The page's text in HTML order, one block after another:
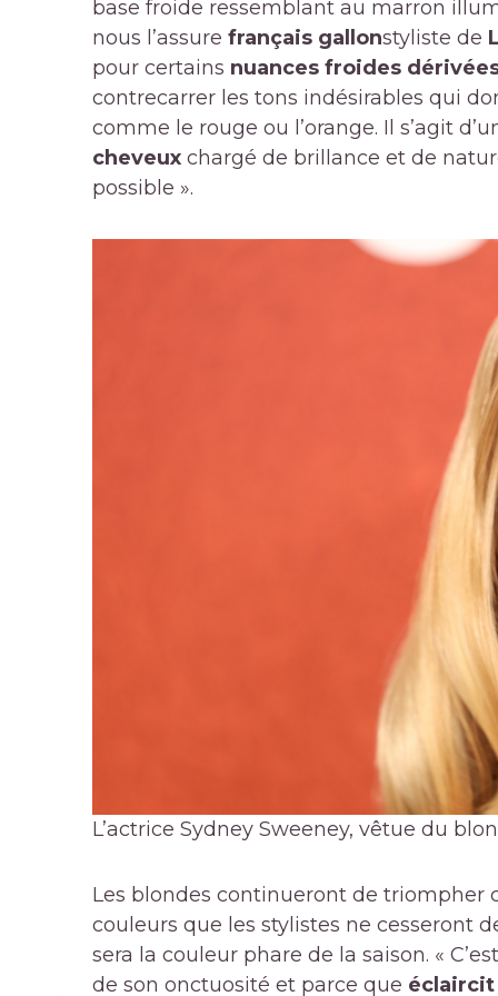
base froide ressemblant au marron
nous l’assure français gallonstyliste de
pour certains nuances froides
contrecarrer les tons indésirables qui
comme le rouge ou l’orange. Il s’agit
cheveux chargé de brillance et de
possible ».
L’actrice Sydney Sweeney, vêtue du
Les blondes continueront de triompher
couleurs que les stylistes ne cesseront
sera la couleur phare de la saison. «
de son onctuosité et parce que éclaircit